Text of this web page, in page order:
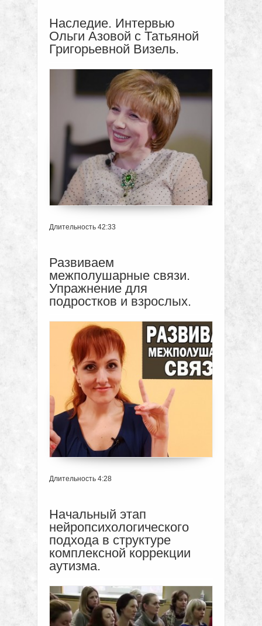
Наследие. Интервью
Ольги Азовой с Татьяной
Григорьевной Визель.
Длительность 42:33
Развиваем
межполушарные связи.
Упражнение для
подростков и взрослых.
Длительность 4:28
Начальный этап
нейропсихологического
подхода в структуре
комплексной коррекции
аутизма.